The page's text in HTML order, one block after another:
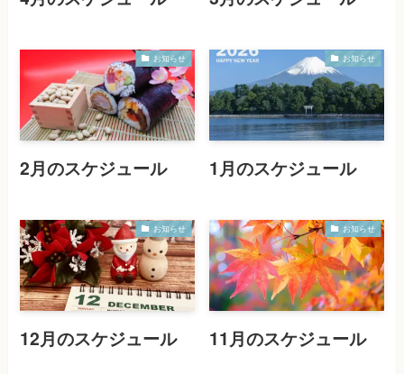
お知らせ
2月のスケジュール
お知らせ
1月のスケジュール
お知らせ
12月のスケジュール
お知らせ
11月のスケジュール